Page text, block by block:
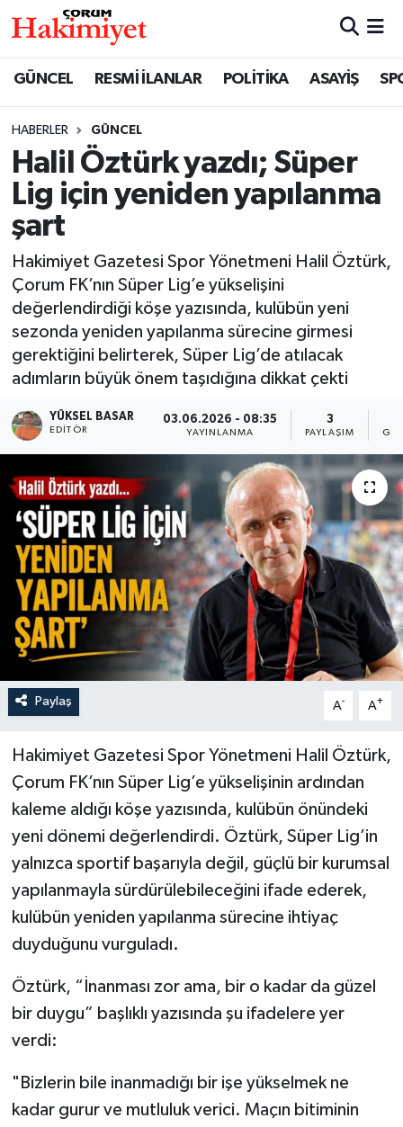
GÜNCEL RESMİ İLANLAR POLİTİKA ASAYİŞ
HABERLER GÜNCEL
Halil Öztürk yazdı; Süper
Lig için yeniden yapılanma
şart
Hakimiyet Gazetesi Spor Yönetmeni Halil Öztürk,
Çorum FK’nın Süper Lig’e yükselişini
değerlendirdiği köşe yazısında, kulübün yeni
sezonda yeniden yapılanma sürecine girmesi
gerektiğini belirterek, Süper Lig’de atılacak
adımların büyük önem taşıdığına dikkat çekti
YÜKSEL BASAR
EDITÖR
03.06.2026 - 08:35
YAYINLANMA
3
PAYLAŞIM
Paylaş A- A+
Hakimiyet Gazetesi Spor Yönetmeni Halil Öztürk,
Çorum FK’nın Süper Lig’e yükselişinin ardından
kaleme aldığı köşe yazısında, kulübün önündeki
yeni dönemi değerlendirdi. Öztürk, Süper Lig’in
yalnızca sportif başarıyla değil, güçlü bir kurumsal
yapılanmayla sürdürülebileceğini ifade ederek,
kulübün yeniden yapılanma sürecine ihtiyaç
duyduğunu vurguladı.
Öztürk, “İnanması zor ama, bir o kadar da güzel
bir duygu” başlıklı yazısında şu ifadelere yer
verdi:
"Bizlerin bile inanmadığı bir işe yükselmek ne
kadar gurur ve mutluluk verici. Maçın bitiminin
SAĞLIK
ASAYİŞ
EKONOMİ
AKTÜEL
EĞİTİM
İLÇELER
OTOPARK
TEKNOLOJİ
Nöbetçi Eczaneler
Çorum Namaz Vakitleri
Trafik Durumu
Süper Lig Puan Durumu ve Fikstür
Tüm Manşetler
Son Dakika Haberleri
Haber Arşivi